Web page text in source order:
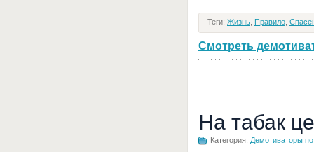
Теги: Жизнь Правило
Смотреть
На табак
Категория: Демотиваторы